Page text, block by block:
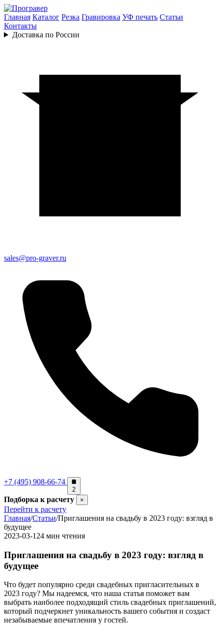
Главная Каталог Резка Гравировка УФ печать Статьи
Контакты
Доставка по России
sales@pro-graver.ru
+7 (495) 908-66-74
2
Подборка к расчету ×
Перейти к расчету
Главная/Статьи/Приглашения на свадьбу в 2023 году: взгляд в
будущее
2023-03-124 мин чтения
Приглашения на свадьбу в 2023 году: взгляд в
будущее
Что будет популярно среди свадебных пригласительных в
2023 году? Мы надеемся, что наша статья поможет вам
выбрать наиболее подходящий стиль свадебных приглашений,
который подчеркнет уникальность вашего события и создаст
незабываемые впечатления у гостей.